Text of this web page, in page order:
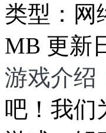
类型： 网
MB 更新
游戏介绍
吧！我们